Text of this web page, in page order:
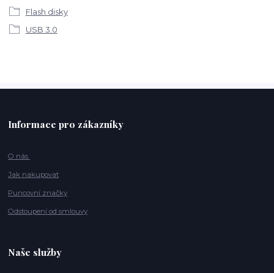
Flash disky
USB 3.0
Informace pro zákazníky
O nás
Jak nakupovat
Puncovní značky
Odstoupení od smlouvy
Naše služby